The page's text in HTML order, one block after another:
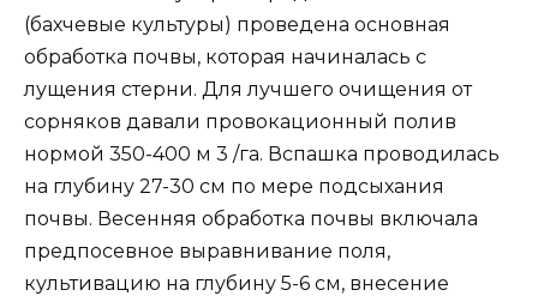
(бахчевые культуры) проведена основная
обработка почвы, которая начиналась с
лущения стерни. Для лучшего очищения от
сорняков давали провокационный полив
нормой 350-400 м 3 /га. Вспашка проводилась
на глубину 27-30 см по мере подсыхания
почвы. Весенняя обработка почвы включала
предпосевное выравнивание поля,
культивацию на глубину 5-6 см, внесение